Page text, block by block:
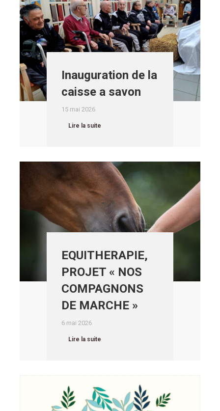
Inauguration de la
caisse a savon
15 mai 2026
Lire la suite
EQUITHERAPIE,
PROJET « NOS
COMPAGNONS
DE MARCHE »
6 mai 2026
Lire la suite